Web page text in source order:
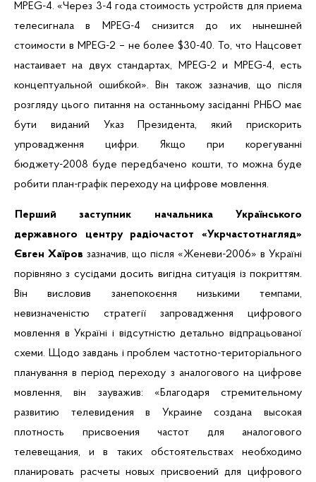
MPEG-4. «Через 3-4 года стоимость устройств для приема
телесигнала в MPEG-4 снизится до их нынешней
стоимости в MPEG-2 – не более $30-40. То, что Нацсовет
настаивает на двух стандартах, MPEG-2 и MPEG-4, есть
концептуальной ошибкой». Він також зазначив, що після
розгляду цього питання на останньому засіданні РНБО має
бути виданий Указ Президента, який прискорить
упровадження цифри. Якщо при корегуванні
бюджету-2008 буде передбачено кошти, то можна буде
робити план-графік переходу на цифрове мовлення.
Перший заступник начальника Українського
державного центру радіочастот «Укрчастотнагляд»
Євген Хаїров зазначив, що після «Женеви-2006» в Україні
порівняно з сусідами досить вигідна ситуація із покриттям.
Він висловив занепокоєння низькими темпами,
невизначеністю стратегії запровадження цифрового
мовлення в Україні і відсутністю детально відпрацьованої
схеми. Щодо завдань і проблем частотно-територіального
планування в період переходу з аналогового на цифрове
мовлення, він зауважив: «Благодаря стремительному
развитию телевидения в Украине создана высокая
плотность присвоения частот для аналогового
телевещания, и в таких обстоятельствах необходимо
планировать расчеты новых присвоений для цифрового